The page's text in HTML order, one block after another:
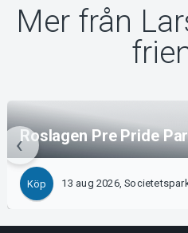
Mer från
Roslagen Pre Pride
Köp 13 aug 2026,